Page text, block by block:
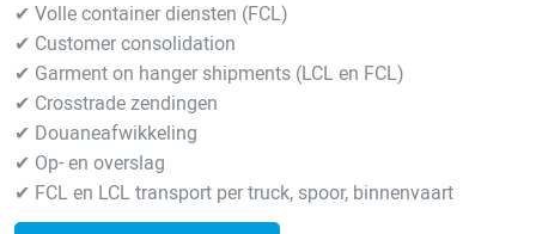
✔ Volle container diensten (FCL)
✔ Customer consolidation
✔ Garment on hanger shipments (LCL en FCL)
✔ Crosstrade zendingen
✔ Douaneafwikkeling
✔ Op- en overslag
✔ FCL en LCL transport per truck, spoor, binnenvaart